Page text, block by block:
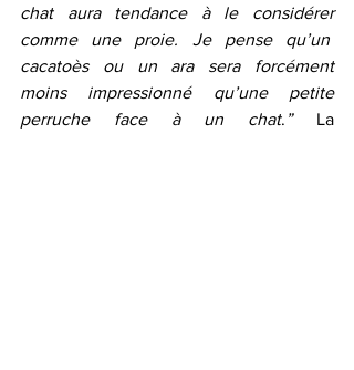
chat aura tendance à le considérer
comme une proie. Je pense qu’un
cacatoès ou un ara sera forcément
moins impressionné qu’une petite
perruche face à un chat. ” La